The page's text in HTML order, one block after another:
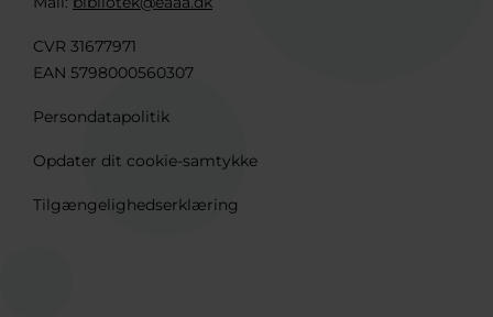
CVR 31677971
EAN 5798000560307
Persondatapolitik
Opdater dit cookie-samtykke
Tilgængelighedserklæring